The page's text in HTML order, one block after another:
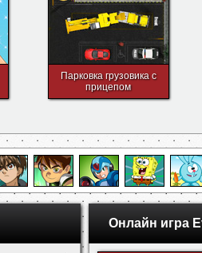
Парковка грузовика с
прицепом
Онлайн игра